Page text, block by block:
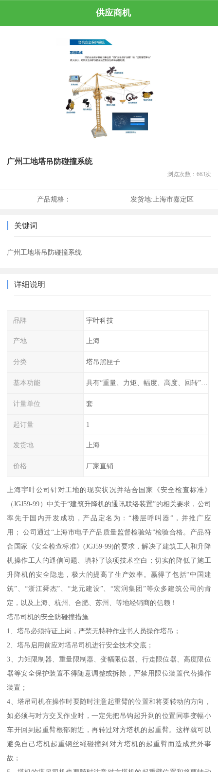
供应商机
广州工地塔吊防碰撞系统
浏览次数： 663次
产品规格： 发货地:上海市嘉定区
关键词
广州工地塔吊防碰撞系统
详细说明
品牌 宇叶科技
产地 上海
分类 塔吊黑匣子
基本功能 具有“重量、力矩、幅度、高度、回转”等参数的显示、记录、报警功能。
计量单位 套
起订量 1
发货地 上海
价格 厂家直销
上海宇叶公司针对工地的现实状况并结合国家《安全检查标准》
（JGJ59-99）中关于“建筑升降机的通讯联络装置”的相关要求，公司
率先于国内开发成功，产品定名为：“楼层呼叫器”，并推广应
用； 公司通过“上海市电子产品质量监督检验站”检验合格。产品符
合国家《安全检查标准》(JGJ59-99)的要求，解决了建筑工人和升降
机操作工人的通信问题、填补了该项技术空白；切实的降低了施工
升降机的安全隐患，极大的提高了生产效率。赢得了包括“中国建
筑”、“浙江舜杰”、“龙元建设”、“宏润集团”等众多建筑公司的肯
定，以及上海、杭州、合肥、苏州、等地经销商的信赖！
塔吊司机的安全防碰撞措施
1、塔吊必须持证上岗，严禁无特种作业书人员操作塔吊；
2、塔吊启用前应对塔吊司机进行安全技术交底；
3、力矩限制器、重量限制器、变幅限位器、行走限位器、高度限位
器等安全保护装置不得随意调整或拆除，严禁用限位装置代替操作
装置；
4、塔吊司机在操作时要随时注意起重臂的位置和将要转动的方向，
如必须与对方交叉作业时，一定先把吊钩起升到的位置同事变幅小
车开回到起重臂根部附近，再转过对方塔机的起重臂。这样就可以
避免自己塔机起重钢丝绳碰撞到对方塔机的起重臂而造成意外事
故；